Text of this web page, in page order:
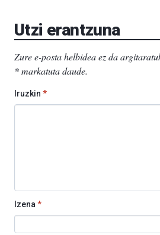
Utzi erantzuna
Zure e-posta helbidea ez da
*markatuta daude.
Iruzkin *
Izena *